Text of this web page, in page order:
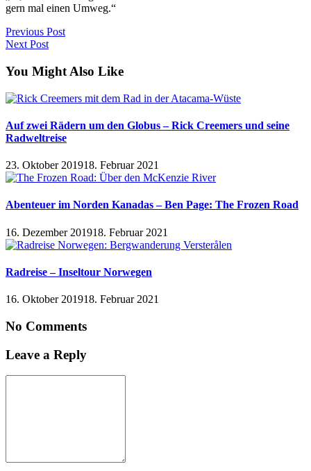
gern mal einen Umweg.“
Previous Post
Next Post
You Might Also Like
Auf zwei Rädern um den Globus – Rick Creemers und seine
Radweltreise
23. Oktober 201918. Februar 2021
Abenteuer im Norden Kanadas – Ben Page: The Frozen Road
16. Dezember 201918. Februar 2021
Radreise – Inseltour Norwegen
16. Oktober 201918. Februar 2021
No Comments
Leave a Reply